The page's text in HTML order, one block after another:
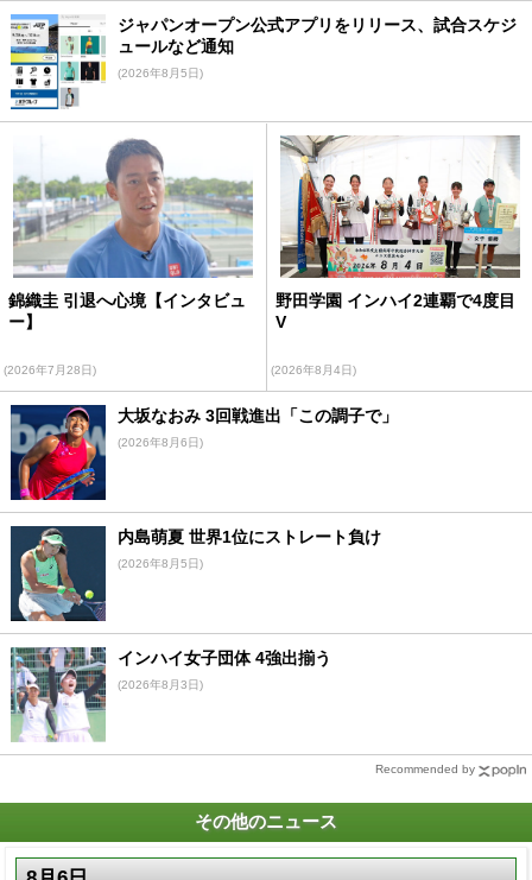
ジャパンオープン公式アプリをリリース、試合スケジ
ュールなど通知
(2026年8月5日)
錦織圭 引退へ心境【インタビュ
ー】
(2026年7月28日)
野田学園 インハイ2連覇で4度目
V
(2026年8月4日)
大坂なおみ 3回戦進出「この調子で」
(2026年8月6日)
内島萌夏 世界1位にストレート負け
(2026年8月5日)
インハイ女子団体 4強出揃う
(2026年8月3日)
Recommended by
その他のニュース